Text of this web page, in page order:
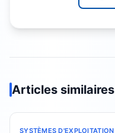
Articles similaires
SYSTÈMES D'EXPLOITATION